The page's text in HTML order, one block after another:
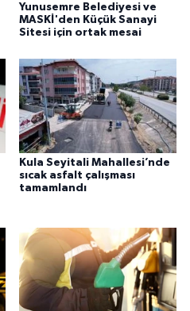
Yunusemre Belediyesi ve
MASKİ'den Küçük Sanayi
Sitesi için ortak mesai
Kula Seyitali Mahallesi’nde
sıcak asfalt çalışması
tamamlandı